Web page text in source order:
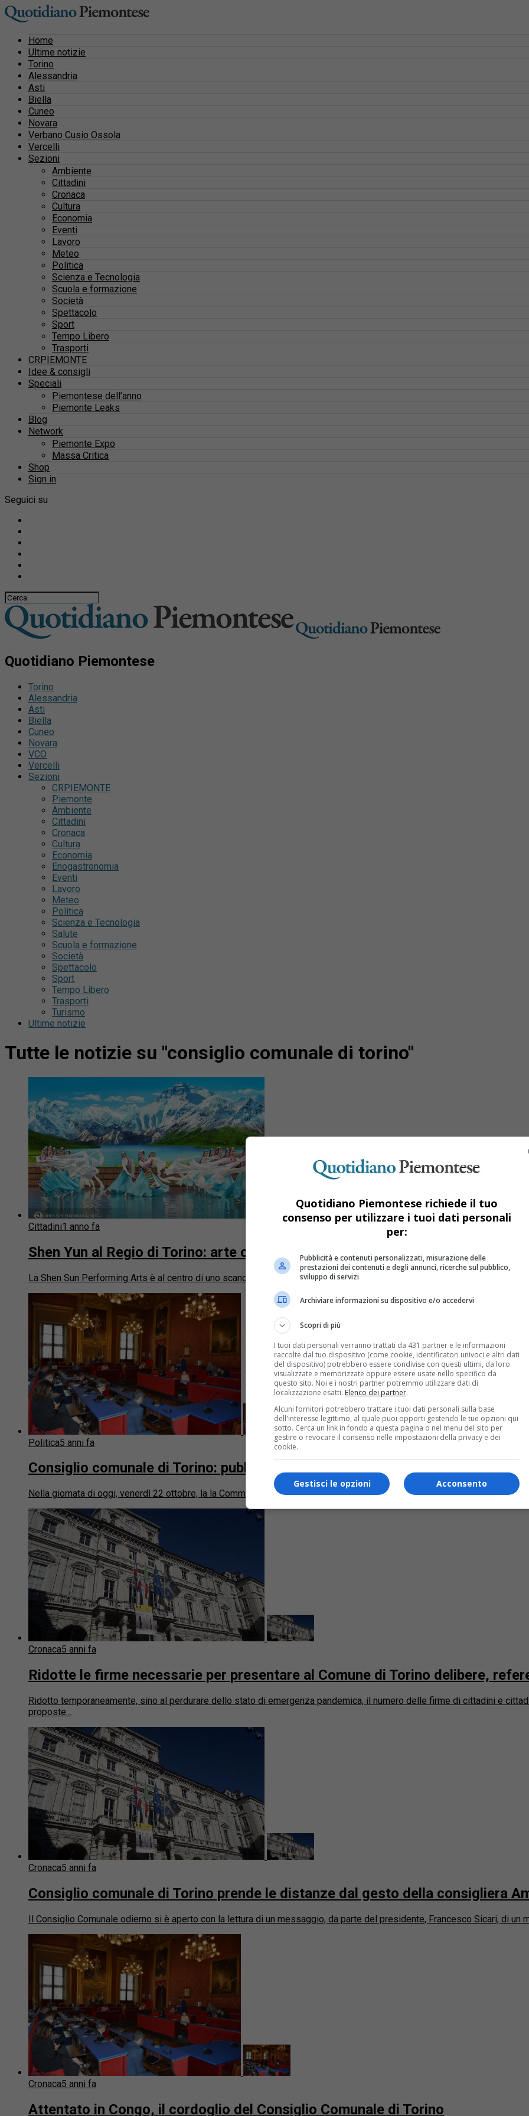
Home
Ultime notizie
Torino
Alessandria
Asti
Biella
Cuneo
Novara
Verbano Cusio Ossola
Vercelli
Sezioni
Ambiente
Cittadini
Cronaca
Cultura
Economia
Eventi
Lavoro
Meteo
Politica
Scienza e Tecnologia
Scuola e formazione
Società
Spettacolo
Sport
Tempo Libero
Trasporti
CRPIEMONTE
Idee & consigli
Speciali
Piemontese dell’anno
Piemonte Leaks
Blog
Network
Piemonte Expo
Massa Critica
Shop
Sign in
Seguici su
Quotidiano Piemontese
Torino
Alessandria
Asti
Biella
Cuneo
Novara
VCO
Vercelli
Sezioni
CRPIEMONTE
Piemonte
Ambiente
Cittadini
Cronaca
Cultura
Economia
Enogastronomia
Eventi
Lavoro
Meteo
Politica
Scienza e Tecnologia
Salute
Scuola e formazione
Società
Spettacolo
Sport
Tempo Libero
Trasporti
Turismo
Ultime notizie
Tutte le notizie su "consiglio comunale di torino"
Cittadini1 anno fa
Shen Yun al Regio di Torino: arte o propaganda cinese?
La Shen Sun Performing Arts è al centro di uno scandalo per sfruttamento, violazione delle libertà personali e di essere
Politica5 anni fa
Consiglio comunale di Torino: pubblicati i risultati ufficiali, la composizione
Nella giornata di oggi, venerdì 22 ottobre, la la Commissione elettorale centrale ha stilato il verbale dei risultati definitivi
Cronaca5 anni fa
Ridotte le firme necessarie per presentare al Comune di Torino delibere,
Ridotto temporaneamente, sino al perdurare dello stato di emergenza pandemica, il numero delle firme di cittadini e
proposte...
Cronaca5 anni fa
Consiglio comunale di Torino prende le distanze dal gesto della consigliera
Il Consiglio Comunale odierno si è aperto con la lettura di un messaggio, da parte del presidente, Francesco Sicari, di un
Cronaca5 anni fa
Attentato in Congo, il cordoglio del Consiglio Comunale di Torino
Quotidiano Piemontese richiede il tuo
consenso per utilizzare i tuoi dati personali
per:
Pubblicità e contenuti personalizzati, misurazione delle
prestazioni dei contenuti e degli annunci, ricerche sul pubblico,
sviluppo di servizi
Archiviare informazioni su dispositivo e/o accedervi
Scopri di più
I tuoi dati personali verranno trattati da 431 partner e le informazioni
raccolte dal tuo dispositivo (come cookie, identificatori univoci e altri dati
del dispositivo) potrebbero essere condivise con questi ultimi, da loro
visualizzate e memorizzate oppure essere usate nello specifico da
questo sito. Noi e i nostri partner potremmo utilizzare dati di
localizzazione esatti. Elenco dei partner.
Alcuni fornitori potrebbero trattare i tuoi dati personali sulla base
dell'interesse legittimo, al quale puoi opporti gestendo le tue opzioni qui
sotto. Cerca un link in fondo a questa pagina o nel menu del sito per
gestire o revocare il consenso nelle impostazioni della privacy e dei
cookie.
Acconsento
Gestisci le opzioni